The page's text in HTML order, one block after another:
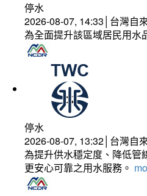
停水
2026-08-07, 14:33│台灣自
為全面提升該區域居民用
停水
2026-08-07, 13:32│台灣自
為提升供水穩定度、降低管
更安心可靠之用水服務。